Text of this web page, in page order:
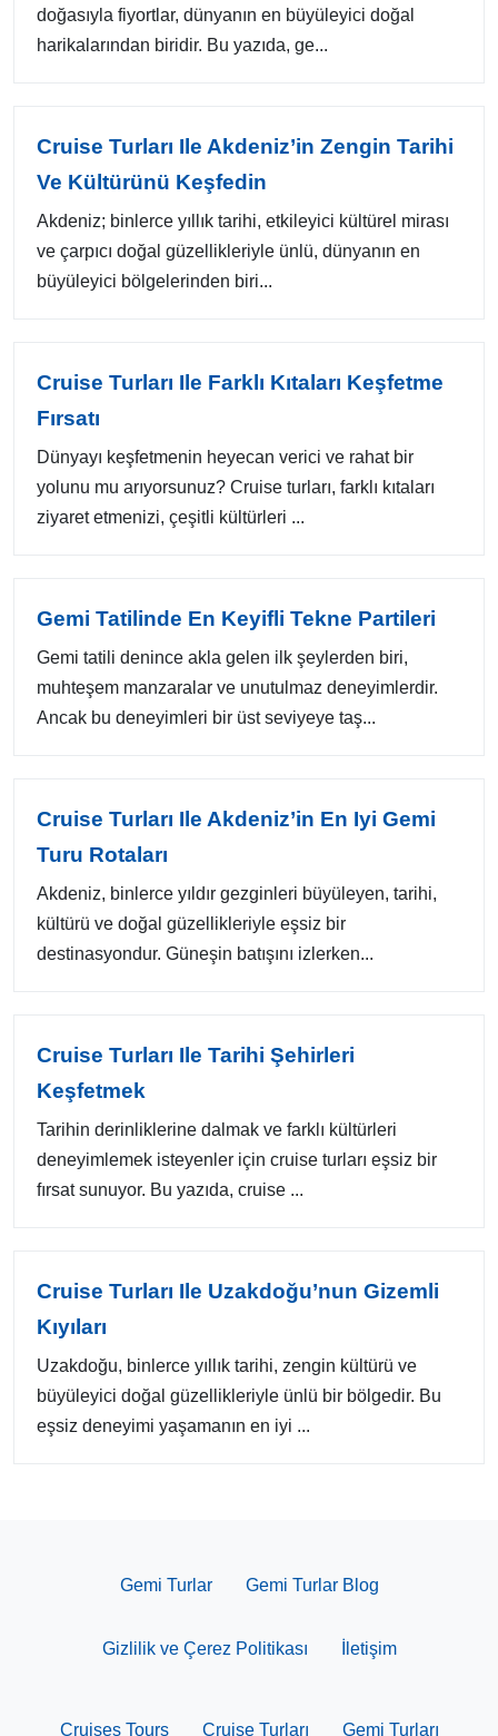
doğasıyla fiyortlar, dünyanın en büyüleyici doğal
harikalarından biridir. Bu yazıda, ge...
Cruise Turları Ile Akdeniz’in Zengin Tarihi
Ve Kültürünü Keşfedin
Akdeniz; binlerce yıllık tarihi, etkileyici kültürel mirası
ve çarpıcı doğal güzellikleriyle ünlü, dünyanın en
büyüleyici bölgelerinden biri...
Cruise Turları Ile Farklı Kıtaları Keşfetme
Fırsatı
Dünyayı keşfetmenin heyecan verici ve rahat bir
yolunu mu arıyorsunuz? Cruise turları, farklı kıtaları
ziyaret etmenizi, çeşitli kültürleri ...
Gemi Tatilinde En Keyifli Tekne Partileri
Gemi tatili denince akla gelen ilk şeylerden biri,
muhteşem manzaralar ve unutulmaz deneyimlerdir.
Ancak bu deneyimleri bir üst seviyeye taş...
Cruise Turları Ile Akdeniz’in En Iyi Gemi
Turu Rotaları
Akdeniz, binlerce yıldır gezginleri büyüleyen, tarihi,
kültürü ve doğal güzellikleriyle eşsiz bir
destinasyondur. Güneşin batışını izlerken...
Cruise Turları Ile Tarihi Şehirleri
Keşfetmek
Tarihin derinliklerine dalmak ve farklı kültürleri
deneyimlemek isteyenler için cruise turları eşsiz bir
fırsat sunuyor. Bu yazıda, cruise ...
Cruise Turları Ile Uzakdoğu’nun Gizemli
Kıyıları
Uzakdoğu, binlerce yıllık tarihi, zengin kültürü ve
büyüleyici doğal güzellikleriyle ünlü bir bölgedir. Bu
eşsiz deneyimi yaşamanın en iyi ...
Gemi Turlar Gemi Turlar Blog
Gizlilik ve Çerez Politikası İletişim
Cruises Tours Cruise Turları Gemi Turları